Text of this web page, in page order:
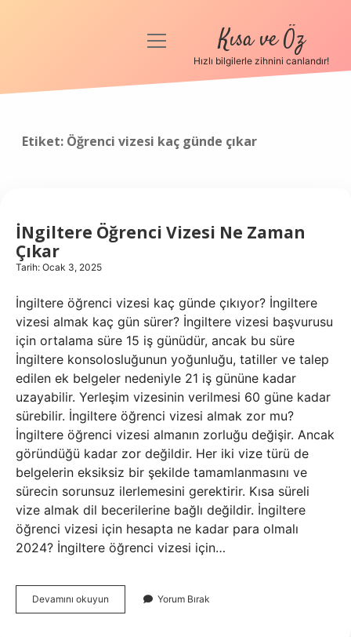
Anasayfa
menüyü
Kısa ve Öz
Hızlı bilgilerle zihnini canlandır!
Etiket: Öğrenci vizesi kaç günde çıkar
İNgiltere Öğrenci Vizesi Ne Zaman
Çıkar
Tarih: Ocak 3, 2025
İngiltere öğrenci vizesi kaç günde çıkıyor? İngiltere
vizesi almak kaç gün sürer? İngiltere vizesi başvurusu
için ortalama süre 15 iş günüdür, ancak bu süre
İngiltere konsolosluğunun yoğunluğu, tatiller ve talep
edilen ek belgeler nedeniyle 21 iş gününe kadar
uzayabilir. Yerleşim vizesinin verilmesi 60 güne kadar
sürebilir. İngiltere öğrenci vizesi almak zor mu?
İngiltere öğrenci vizesi almanın zorluğu değişir. Ancak
göründüğü kadar zor değildir. Her iki vize türü de
belgelerin eksiksiz bir şekilde tamamlanmasını ve
sürecin sorunsuz ilerlemesini gerektirir. Kısa süreli
vize almak dil becerilerine bağlı değildir. İngiltere
öğrenci vizesi için hesapta ne kadar para olmalı
2024? İngiltere öğrenci vizesi için…
Devamını okuyun İNgiltere
Öğrenci
Yorum Bırak